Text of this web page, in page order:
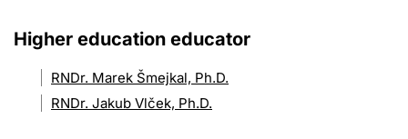
Higher education educator
RNDr. Marek Šmejkal, Ph.D.
RNDr. Jakub Vlček, Ph.D.